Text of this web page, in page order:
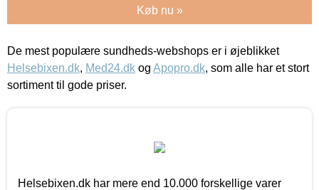
Køb nu »
De mest populære sundheds-webshops er i øjeblikket
Helsebixen.dk, Med24.dk og Apopro.dk, som alle har et stort
sortiment til gode priser.
Helsebixen.dk har mere end 10.000 forskellige varer